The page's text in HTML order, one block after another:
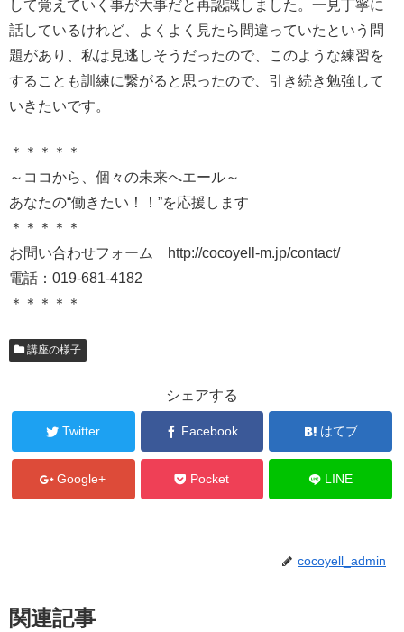
して覚えていく事が大事だと再認識しました。一見丁寧に
話しているけれど、よくよく見たら間違っていたという問
題があり、私は見逃しそうだったので、このような練習を
することも訓練に繋がると思ったので、引き続き勉強して
いきたいです。
＊＊＊＊＊
～ココから、個々の未来へエール～
あなたの“働きたい！！”を応援します
＊＊＊＊＊
お問い合わせフォーム http://cocoyell-m.jp/contact/
電話：019-681-4182
＊＊＊＊＊
講座の様子
シェアする
Twitter Facebook はてブ
Google+ Pocket LINE
cocoyell_admin
関連記事